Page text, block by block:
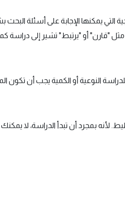
التي يمكنها الإجابة على أسئلة
"قارن" أو "يرتبط" تشير إلى دراسة
النوعية أو الكمية يجب أن
لأنه بمجرد أن تبدأ الدراسة، لا